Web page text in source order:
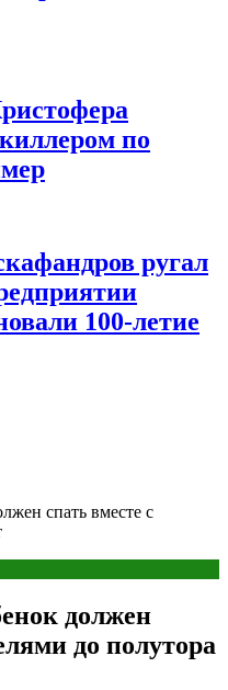
по
ругал
100-летие
спать вместе с
должен
до полутора